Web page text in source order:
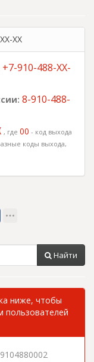
XX
+7-910-488-XX-
8-910-488-
, где 00 - код выхода
коды выхода,
Найти
ниже, чтобы
пользователей